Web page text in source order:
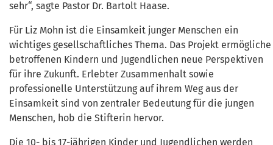
sehr“, sagte Pastor Dr. Bartolt Haase.
Für Liz Mohn ist die Einsamkeit junger Menschen ein
wichtiges gesellschaftliches Thema. Das Projekt ermögliche
betroffenen Kindern und Jugendlichen neue Perspektiven
für ihre Zukunft. Erlebter Zusammenhalt sowie
professionelle Unterstützung auf ihrem Weg aus der
Einsamkeit sind von zentraler Bedeutung für die jungen
Menschen, hob die Stifterin hervor.
Die 10- bis 17-jährigen Kinder und Jugendlichen werden